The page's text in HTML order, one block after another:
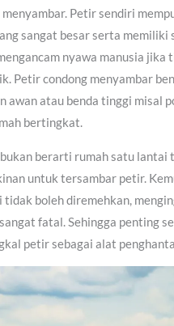
Petir sendiri
sangat besar serta memiliki
nyawa manusia jika
Petir condong menyambar
awan atau benda tinggi misal
bertingkat.
berarti rumah satu lantai
untuk tersambar petir.
tidak boleh diremehkan,
fatal. Sehingga penting
petir sebagai alat